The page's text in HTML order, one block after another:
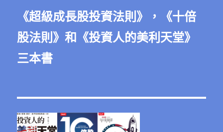
《超級成長股投資法則 》，《十倍
股法則 》和《投資人的美利天堂》
三本書